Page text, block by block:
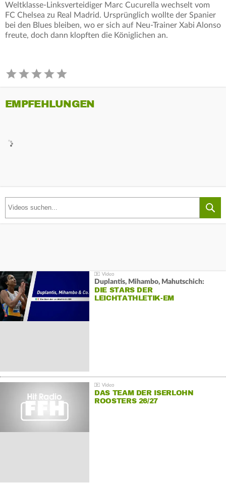
Weltklasse-Linksverteidiger Marc Cucurella wechselt vom
FC Chelsea zu Real Madrid. Ursprünglich wollte der Spanier
bei den Blues bleiben, wo er sich auf Neu-Trainer Xabi Alonso
freute, doch dann klopften die Königlichen an.
EMPFEHLUNGEN
Duplantis, Mihambo, Mahutschich:
DIE STARS DER
LEICHTATHLETIK-EM
DAS TEAM DER ISERLOHN
ROOSTERS 26/27